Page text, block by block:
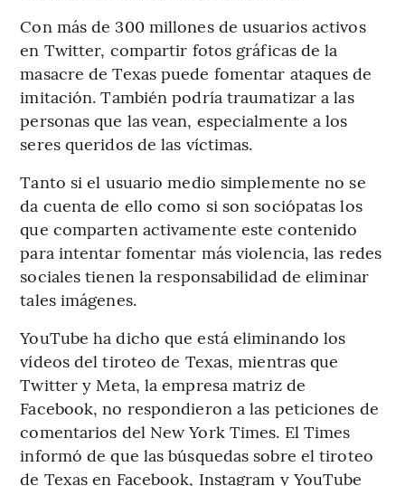
Con más de 300 millones de usuarios activos
en Twitter, compartir fotos gráficas de la
masacre de Texas puede fomentar ataques de
imitación. También podría traumatizar a las
personas que las vean, especialmente a los
seres queridos de las víctimas.
Tanto si el usuario medio simplemente no se
da cuenta de ello como si son sociópatas los
que comparten activamente este contenido
para intentar fomentar más violencia, las redes
sociales tienen la responsabilidad de eliminar
tales imágenes.
YouTube ha dicho que está eliminando los
vídeos del tiroteo de Texas, mientras que
Twitter y Meta, la empresa matriz de
Facebook, no respondieron a las peticiones de
comentarios del New York Times. El Times
informó de que las búsquedas sobre el tiroteo
de Texas en Facebook, Instagram y YouTube